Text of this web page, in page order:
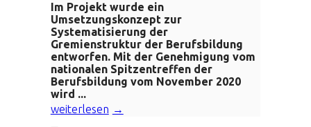
Im Projekt wurde ein
Umsetzungskonzept zur
Systematisierung der
Gremienstruktur der Berufsbildung
entworfen. Mit der Genehmigung vom
nationalen Spitzentreffen der
Berufsbildung vom November 2020
wird ...
weiterlesen